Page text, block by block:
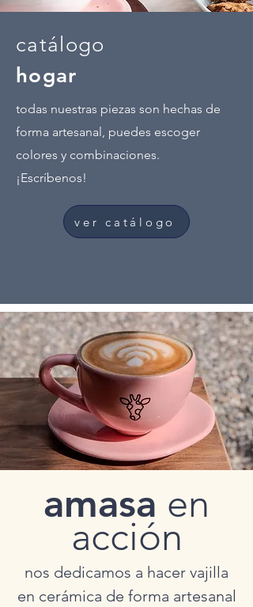
catálogo
hogar
todas nuestras piezas son hechas de
forma artesanal, puedes escoger
colores y combinaciones.
¡Escríbenos!
ver catálogo
amasa en
acción
nos dedicamos a hacer vajilla
en cerámica de forma artesanal